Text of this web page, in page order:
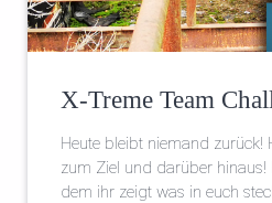
X-Treme Team
Heute bleibt niemand zurück!
zum Ziel und darüber hinaus!
dem ihr zeigt was in euch